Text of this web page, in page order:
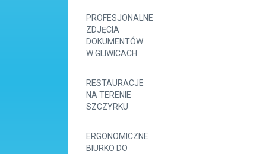
PROFESJONALNE
ZDJĘCIA
DOKUMENTÓW
W GLIWICACH
RESTAURACJE
NA TERENIE
SZCZYRKU
ERGONOMICZNE
BIURKO DO